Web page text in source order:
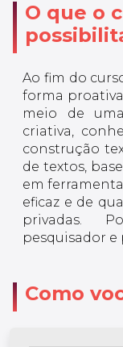
O que o
Ao fim do
forma proativa
meio de
criativa,
construção
de textos,
em
eficaz e de
privadas.
pesquisador e
Como